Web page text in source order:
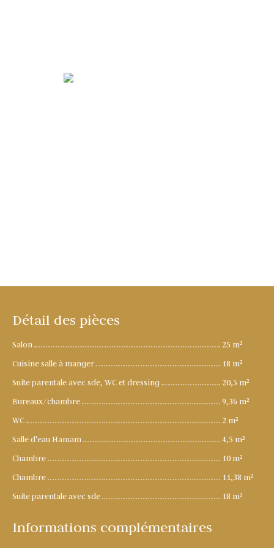
Détail des pièces
Salon
25 m²
Cuisine salle à manger
18 m²
Suite parentale avec sde, WC et dressing
20,5 m²
Bureaux/chambre
9,36 m²
WC
2 m²
Salle d'eau Hamam
4,5 m²
Chambre
10 m²
Chambre
11,38 m²
Suite parentale avec sde
18 m²
Informations complémentaires